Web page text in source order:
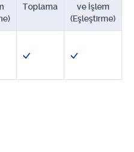
Toplama
ve İşlem
(Eşleştirme)